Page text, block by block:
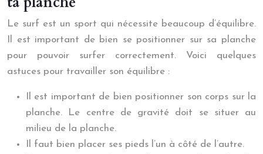
Le surf est un sport qui nécessite beaucoup d’équilibre.
Il est important de bien se positionner sur sa planche
pour pouvoir surfer correctement. Voici quelques
astuces pour travailler son équilibre :
Il est important de bien positionner son corps sur la
planche. Le centre de gravité doit se situer au
milieu de la planche.
Il faut bien placer ses pieds l’un à côté de l’autre.